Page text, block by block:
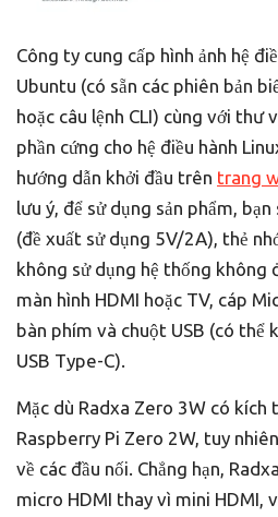
Công ty cung cấp hình ảnh hệ
Ubuntu (có sẵn các phiên bản
hoặc câu lệnh CLI) cùng với thư
phần cứng cho hệ điều hành
hướng dẫn khởi đầu trên trang
lưu ý, để sử dụng sản phẩm,
(đề xuất sử dụng 5V/2A), thẻ
không sử dụng hệ thống không
màn hình HDMI hoặc TV, cáp
bàn phím và chuột USB (có thể
USB Type-C).
Mặc dù Radxa Zero 3W có
Raspberry Pi Zero 2W, tuy
về các đầu nối. Chẳng hạn,
micro HDMI thay vì mini HDMI,